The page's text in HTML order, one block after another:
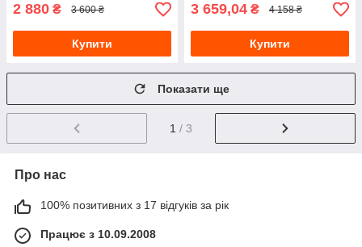
2 880 ₴ 3 600 ₴
Купити
3 659,04 ₴ 4 158 ₴
Купити
Показати ще
1 / 3
Про нас
100% позитивних з 17 відгуків за рік
Працює з 10.09.2008